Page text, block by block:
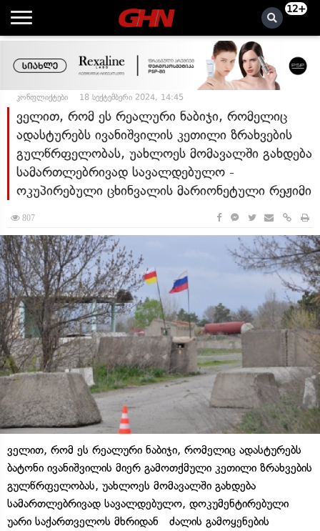
12+
კონფლიქტები 18 სექტემბერი 2024, 14:45
ველით, რომ ეს რეალური ნაბიჯი, რომელიც
ადასტურებს ივანიშვილის კეთილი ზრახვების
გულწრფელობას, უახლოეს მომავალში გახდება
სამართლებრივად სავალდებულო -
ოკუპირებული ცხინვალის მარიონეტული რეჟიმი
807
ველით, რომ ეს რეალური ნაბიჯი, რომელიც ადასტურებს
ბატონი ივანიშვილის მიერ გამოთქმული კეთილი ზრახვების
გულწრფელობას, უახლოეს მომავალში გახდება
სამართლებრივად სავალდებულო, დოკუმენტირებული
უარი საქართველოს მხრიდან ძალის გამოყენების